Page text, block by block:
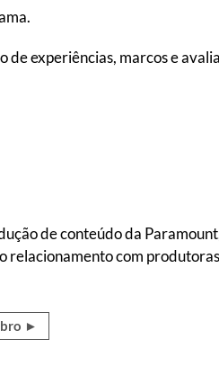
experiências, marcos e
de conteúdo da
relacionamento com
►